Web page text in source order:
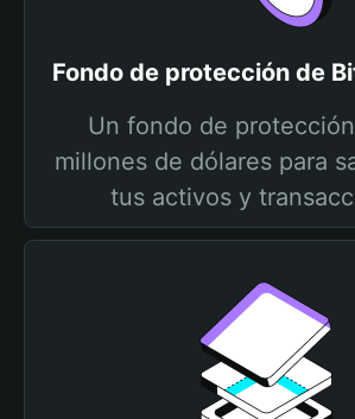
Fondo de protección de
Un fondo de
millones de dólares para
tus activos y